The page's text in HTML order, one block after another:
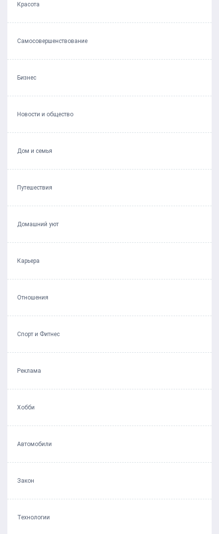
Красота
Самосовершенствование
Бизнес
Новости и общество
Дом и семья
Путешествия
Домашний уют
Карьера
Отношения
Спорт и Фитнес
Реклама
Хобби
Автомобили
Закон
Технологии